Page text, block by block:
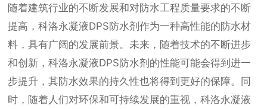
随着建筑行业的不断发展和对防水工程质量要求的不断
提高，科洛永凝液DPS防水剂作为一种高性能的防水材
料，具有广阔的发展前景。未来，随着技术的不断进步
和创新，科洛永凝液DPS防水剂的性能可能会得到进一
步提升，其防水效果的持久性也将得到更好的保障。同
时，随着人们对环保和可持续发展的重视，科洛永凝液